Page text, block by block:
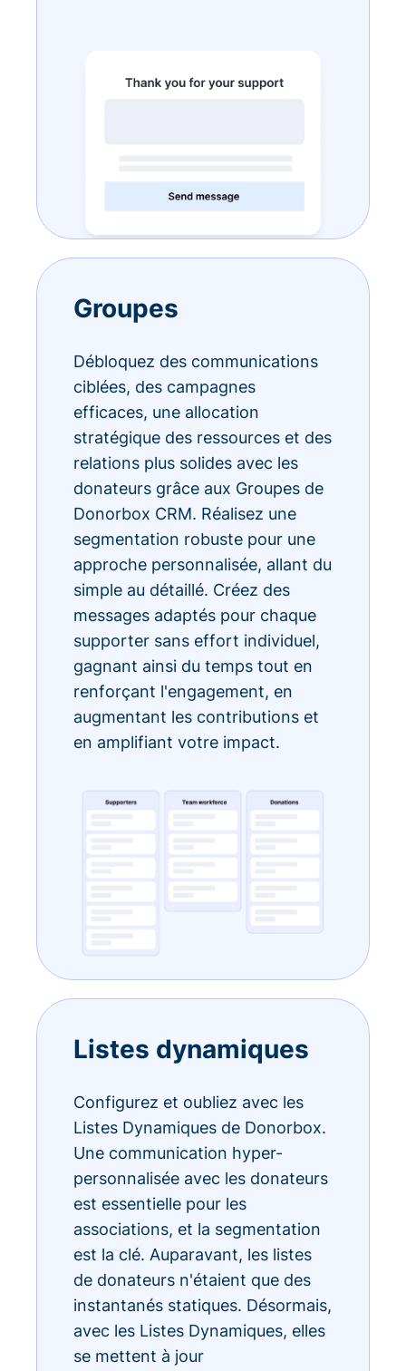
Groupes
Débloquez des communications
ciblées, des campagnes
efficaces, une allocation
stratégique des ressources et des
relations plus solides avec les
donateurs grâce aux Groupes de
Donorbox CRM. Réalisez une
segmentation robuste pour une
approche personnalisée, allant du
simple au détaillé. Créez des
messages adaptés pour chaque
supporter sans effort individuel,
gagnant ainsi du temps tout en
renforçant l'engagement, en
augmentant les contributions et
en amplifiant votre impact.
Listes dynamiques
Configurez et oubliez avec les
Listes Dynamiques de Donorbox.
Une communication hyper-
personnalisée avec les donateurs
est essentielle pour les
associations, et la segmentation
est la clé. Auparavant, les listes
de donateurs n'étaient que des
instantanés statiques. Désormais,
avec les Listes Dynamiques, elles
se mettent à jour